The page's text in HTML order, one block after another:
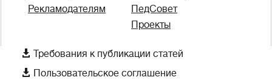
Рекламодателям
ПедСовет
Проекты
 Требования к публикации статей
 Пользовательское соглашение